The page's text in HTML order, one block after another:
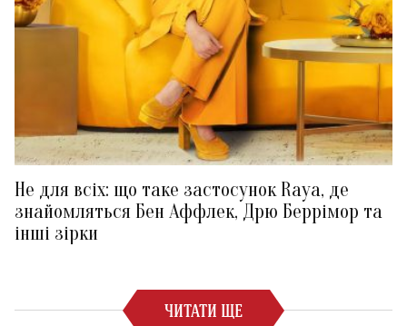
Не для всіх: що таке застосунок Raya, де
знайомляться Бен Аффлек, Дрю Беррімор та
інші зірки
ЧИТАТИ ЩЕ